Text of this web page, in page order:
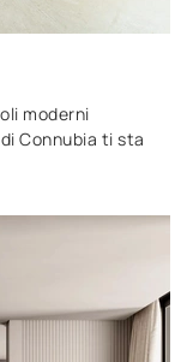
moderni
Connubia ti sta